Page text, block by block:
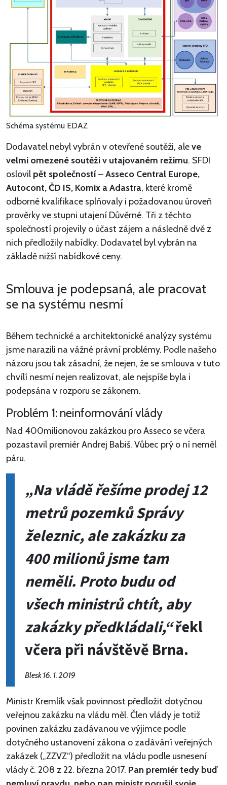
Schéma systému EDAZ
Dodavatel nebyl vybrán v otevřené soutěži, aleve
velmi omezené soutěži v utajovaném režimu. SFDI
oslovil pět společností –Asseco Central Europe,
Autocont, ČD IS, Komix a Adastra, které kromě
odborné kvalifikace splňovaly i požadovanou úroveň
prověrky ve stupni utajení Důvěrné. Tři z těchto
společností projevily o účast zájem a následně dvě z
nich předložily nabídky. Dodavatel byl vybrán na
základě nižší nabídkové ceny.
Smlouva je podepsaná, ale pracovat
se na systému nesmí
Během technické a architektonické analýzy systému
jsme narazili na vážné právní problémy. Podle našeho
názoru jsou tak zásadní, že nejen, že se smlouva v tuto
chvílí nesmí nejen realizovat, ale nejspíše byla i
podepsána v rozporu se zákonem.
Problém 1: neinformování vlády
Nad 400milionovou zakázkou pro Asseco se včera
pozastavil premiér Andrej Babiš. Vůbec prý o ní neměl
páru.
„Na vládě řešíme prodej 12
metrů pozemků Správy
železnic, ale zakázku za
400 milionů jsme tam
neměli. Proto budu od
všech ministrů chtít, aby
zakázky předkládali,“řekl
včera při návštěvě Brna.
Blesk 16. 1. 2019
Ministr Kremlík však povinnost předložit dotyčnou
veřejnou zakázku na vládu měl. Člen vlády je totiž
povinen zakázku zadávanou ve výjimce podle
dotyčného ustanovení zákona o zadávání veřejných
zakázek („ZZVZ“) předložit na vládu podle usnesení
vlády č. 208 z 22. března 2017. Pan premiér tedy buď